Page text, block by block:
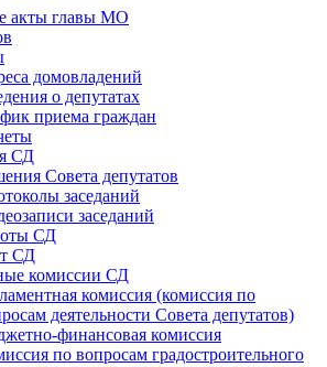
акты главы МО
домовладений
о депутатах
приема граждан
СД
Совета депутатов
заседаний
заседаний
СД
СД
комиссии СД
комиссия (комиссия по
деятельности Совета депутатов)
финансовая комиссия
по вопросам градостроительного